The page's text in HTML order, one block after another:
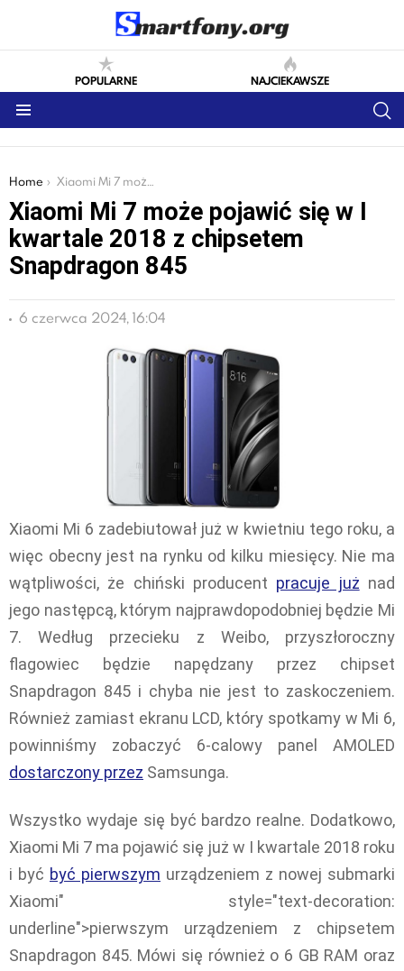
POPULARNE NAJCIEKAWSZE
You are here:
Home Xiaomi Mi 7 może pojawić się w I kwartale 2018 z chipsetem Snapdragon 845
Xiaomi Mi 7 może pojawić się w I
kwartale 2018 z chipsetem
Snapdragon 845
6 czerwca 2024, 16:04
Xiaomi Mi 6 zadebiutował już w kwietniu tego roku, a
więc obecny jest na rynku od kilku miesięcy. Nie ma
wątpliwości, że chiński producent pracuje już nad
jego następcą, którym najprawdopodobniej będzie Mi
7. Według przecieku z Weibo, przyszłoroczny
flagowiec będzie napędzany przez chipset
Snapdragon 845 i chyba nie jest to zaskoczeniem.
Również zamiast ekranu LCD, który spotkamy w Mi 6,
powinniśmy zobaczyć 6-calowy panel AMOLED
dostarczony przez Samsunga.
Wszystko wydaje się być bardzo realne. Dodatkowo,
Xiaomi Mi 7 ma pojawić się już w I kwartale 2018 roku
i być być pierwszym urządzeniem z nowej submarki
Xiaomi" style="text-decoration:
underline">pierwszym urządzeniem z chipsetem
Snapdragon 845. Mówi się również o 6 GB RAM oraz